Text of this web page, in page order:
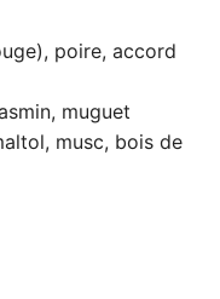
poire, accord
muguet
musc, bois de